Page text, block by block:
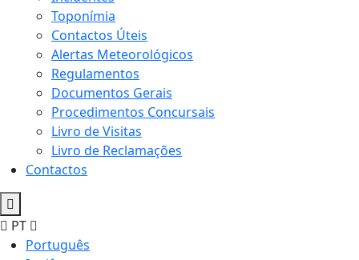
Toponímia
Contactos Úteis
Alertas Meteorológicos
Regulamentos
Documentos Gerais
Procedimentos Concursais
Livro de Visitas
Livro de Reclamações
Contactos
PT
Português